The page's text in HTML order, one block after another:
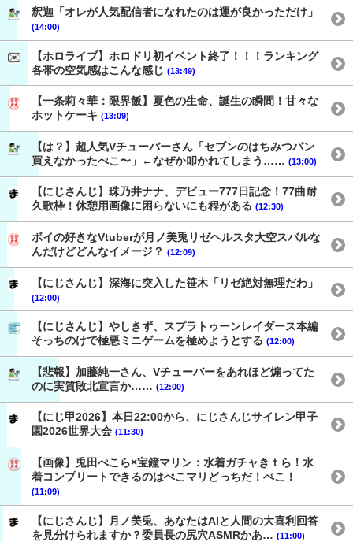
釈迦「オレが人気配信者になれたのは運が良かっただけ」
(14:00)
【ホロライブ】ホロドリ初イベント終了！！！ランキング
各帯の空気感はこんな感じ (13:49)
【一条莉々華：限界飯】夏色の生命、誕生の瞬間！甘々な
ホットケーキ (13:09)
【は？】超人気Vチューバーさん「セブンのはちみつパン
買えなかったぺこ〜」←なぜか叩かれてしまう…… (13:00)
【にじさんじ】珠乃井ナナ、デビュー777日記念！77曲耐
久歌枠！休憩用画像に困らないにも程がある (12:30)
ボイの好きなVtuberが月ノ美兎リゼヘルスタ大空スバルな
んだけどどんなイメージ？ (12:09)
【にじさんじ】深海に突入した笹木「リゼ絶対無理だわ」
(12:00)
【にじさんじ】やしきず、スプラトゥーンレイダース本編
そっちのけで極悪ミニゲームを極めようとする (12:00)
【悲報】加藤純一さん、Vチューバーをあれほど煽ってた
のに実質敗北宣言か…… (12:00)
【にじ甲2026】本日22:00から、にじさんじサイレン甲子
園2026世界大会 (11:30)
【画像】兎田ぺこら×宝鐘マリン：水着ガチャきｔら！水
着コンプリートできるのはぺこマリどっちだ！ぺこ！
(11:09)
【にじさんじ】月ノ美兎、あなたはAIと人間の大喜利回答
を見分けられますか？委員長の尻穴ASMRかあ… (11:00)